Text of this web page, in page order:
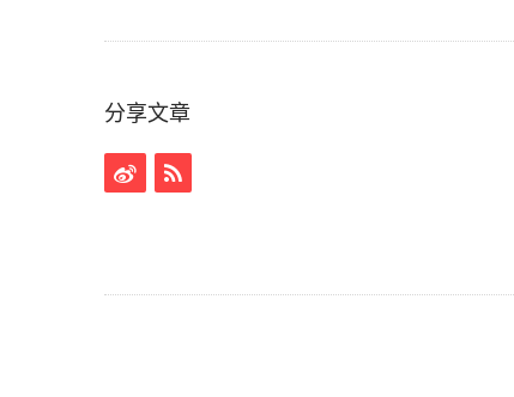
分享文章